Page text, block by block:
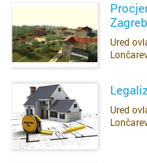
2015. Proširenje
Županijskog suda u
RADNO ISKUSTVO
2013. – danas Ured
2007. – 2013. FAI
2001. – 2007. Hrvatski
Ured
Ured